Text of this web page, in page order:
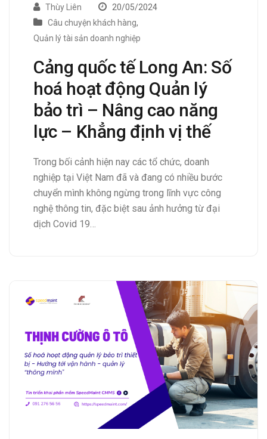
Thùy Liên
20/05/2024
Câu chuyện khách hàng,
Quản lý tài sản doanh nghiệp
Cảng quốc tế Long An: Số
hoá hoạt động Quản lý
bảo trì – Nâng cao năng
lực – Khẳng định vị thế
Trong bối cảnh hiện nay các tổ chức, doanh
nghiệp tại Việt Nam đã và đang có nhiều bước
chuyển mình không ngừng trong lĩnh vực công
nghệ thông tin, đặc biệt sau ảnh hưởng từ đại
dịch Covid 19…